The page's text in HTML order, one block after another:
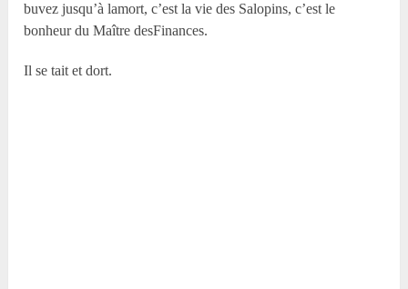
buvez jusqu’à lamort, c’est la vie des Salopins, c’est le
bonheur du Maître desFinances.
Il se tait et dort.